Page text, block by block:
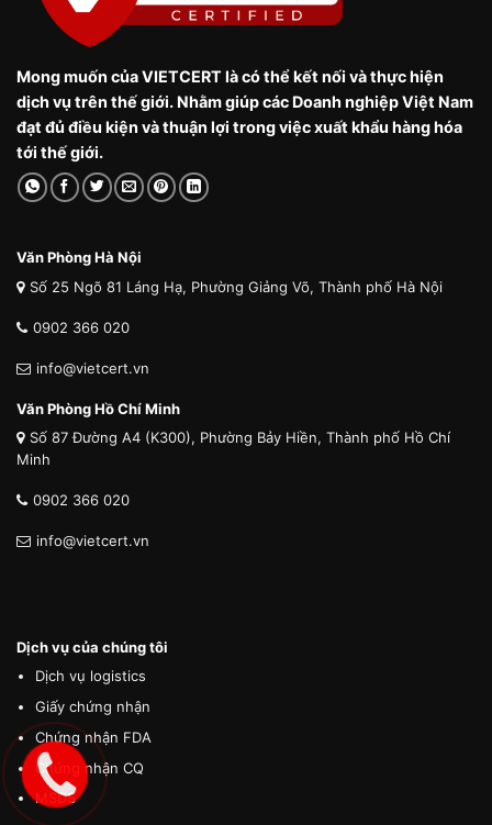
Mong muốn của VIETCERT là có thể kết nối và thực hiện
dịch vụ trên thế giới. Nhằm giúp các Doanh nghiệp Việt Nam
đạt đủ điều kiện và thuận lợi trong việc xuất khẩu hàng hóa
tới thế giới.
Văn Phòng Hà Nội
Số 25 Ngõ 81 Láng Hạ, Phường Giảng Võ, Thành phố Hà Nội
0902 366 020
info@vietcert.vn
Văn Phòng Hồ Chí Minh
Số 87 Đường A4 (K300), Phường Bảy Hiền, Thành phố Hồ Chí
Minh
0902 366 020
info@vietcert.vn
Dịch vụ của chúng tôi
Dịch vụ logistics
Giấy chứng nhận
Chứng nhận FDA
Chứng nhận CQ
MSDS